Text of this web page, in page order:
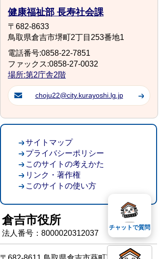
健康福祉部 長寿社会課
〒682-8633
鳥取県倉吉市堺町2丁目253番地1
電話番号:0858-22-7851
ファックス:0858-27-0032
場所:第2庁舎2階
choju22@city.kurayoshi.lg.jp
サイトマップ
プライバシーポリシー
このサイトの考えかた
リンク・著作権
このサイトの使い方
倉吉市役所
法人番号：8000020312037
チャットで質問